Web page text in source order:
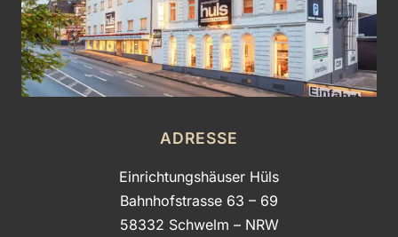
ADRESSE
Einrichtungshäuser Hüls
Bahnhofstrasse 63 – 69
58332 Schwelm – NRW